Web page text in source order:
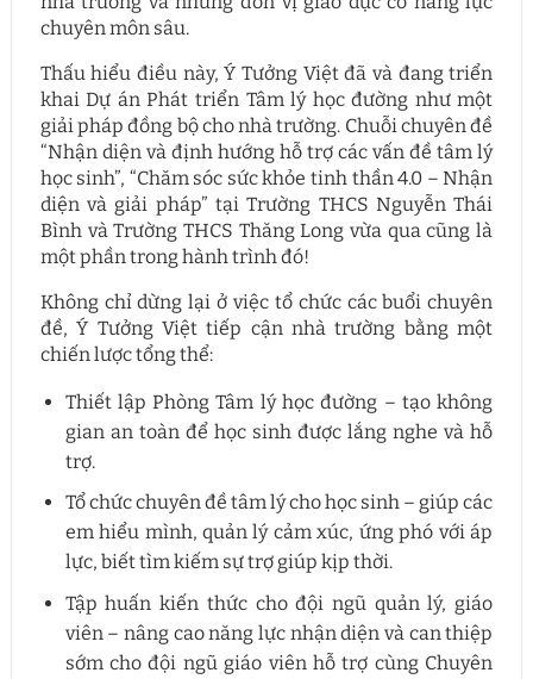
chuyên môn sâu.
Thấu hiểu điều này, Ý Tưởng Việt đã và đang triển
khai Dự án Phát triển Tâm lý học đường như một
giải pháp đồng bộ cho nhà trường. Chuỗi chuyên đề
“Nhận diện và định hướng hỗ trợ các vấn đề tâm lý
học sinh”, “Chăm sóc sức khỏe tinh thần 4.0 – Nhận
diện và giải pháp” tại Trường THCS Nguyễn Thái
Bình và Trường THCS Thăng Long vừa qua cũng là
một phần trong hành trình đó!
Không chỉ dừng lại ở việc tổ chức các buổi chuyên
đề, Ý Tưởng Việt tiếp cận nhà trường bằng một
chiến lược tổng thể:
Thiết lập Phòng Tâm lý học đường – tạo không
gian an toàn để học sinh được lắng nghe và hỗ
trợ.
Tổ chức chuyên đề tâm lý cho học sinh – giúp các
em hiểu mình, quản lý cảm xúc, ứng phó với áp
lực, biết tìm kiếm sự trợ giúp kịp thời.
Tập huấn kiến thức cho đội ngũ quản lý, giáo
viên – nâng cao năng lực nhận diện và can thiệp
sớm cho đội ngũ giáo viên hỗ trợ cùng Chuyên